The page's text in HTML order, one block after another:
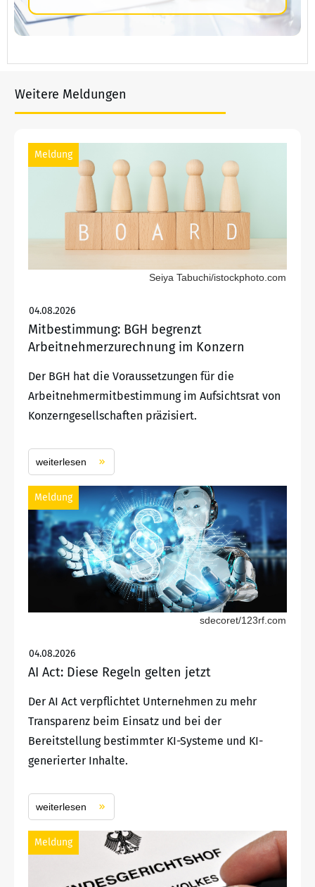
Weitere Meldungen
Meldung
Seiya Tabuchi/istockphoto.com
04.08.2026
Mitbestimmung: BGH begrenzt
Arbeitnehmerzurechnung im Konzern
Der BGH hat die Voraussetzungen für die
Arbeitnehmermitbestimmung im Aufsichtsrat von
Konzerngesellschaften präzisiert.
weiterlesen
Meldung
sdecoret/123rf.com
04.08.2026
AI Act: Diese Regeln gelten jetzt
Der AI Act verpflichtet Unternehmen zu mehr
Transparenz beim Einsatz und bei der
Bereitstellung bestimmter KI-Systeme und KI-
generierter Inhalte.
weiterlesen
Meldung